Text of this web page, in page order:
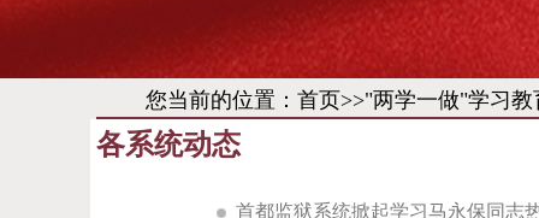
您当前的位置： 首页>>"两学一做"学习教
各系统动态
首都监狱系统掀起学习马永保同志